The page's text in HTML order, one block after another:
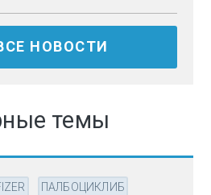
НОВОСТИ
темы
ПАЛБОЦИКЛИБ